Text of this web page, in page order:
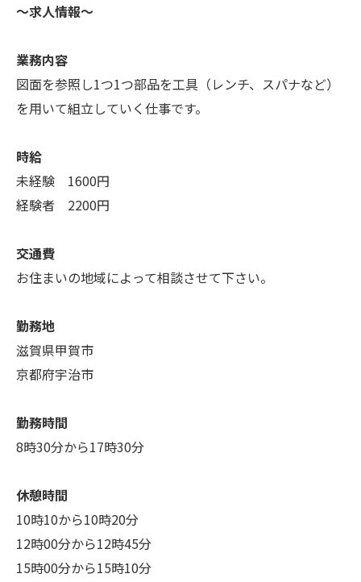
〜求人情報〜
業務内容
図面を参照し1つ1つ部品を工具（レンチ、スパナなど）
を用いて組立していく仕事です。
時給
未経験 1600円
経験者 2200円
交通費
お住まいの地域によって相談させて下さい。
勤務地
滋賀県甲賀市
京都府宇治市
勤務時間
8時30分から17時30分
休憩時間
10時10から10時20分
12時00分から12時45分
15時00分から15時10分